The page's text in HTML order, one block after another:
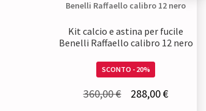
Kit calcio e astina per fucile
Benelli Raffaello calibro 12 nero
SCONTO - 20%
360,00€ 288,00€Il